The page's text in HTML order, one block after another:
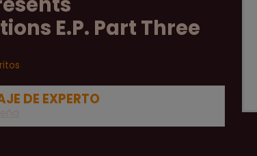
E.P. Part Three
DE EXPERTO